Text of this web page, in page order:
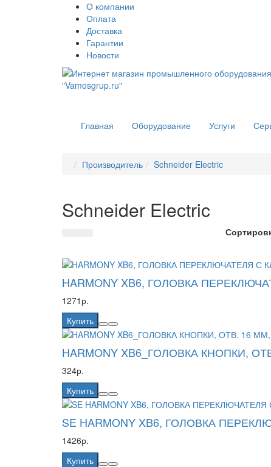
О компании
Оплата
Доставка
Гарантии
Новости
Главная Оборудование Услуги
Производитель Schneider Electric
Schneider Electric
HARMONY XB6, ГОЛОВКА
1271р.
Купить
HARMONY XB6_ГОЛОВКА КНОПКИ,
324р.
Купить
SE HARMONY XB6, ГОЛОВКА
1426р.
Купить